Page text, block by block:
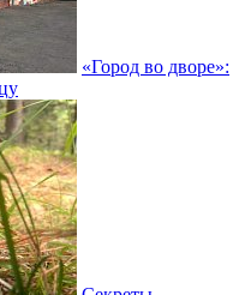
«Город во дворе»: